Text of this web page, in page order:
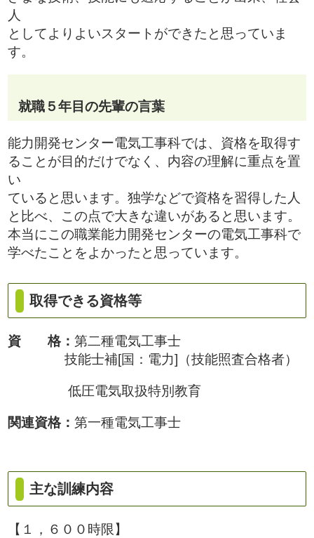
人
としてよりよいスタートができたと思っていま
す。
就職５年目の先輩の言葉
能力開発センター電気工事科では、資格を取得す
ることが目的だけでなく、内容の理解に重点を置
い
ていると思います。独学などで資格を習得した人
と比べ、この点で大きな違いがあると思います。
本当にこの職業能力開発センターの電気工事科で
学べたことをよかったと思っています。
取得できる資格等
資 格： 第二種電気工事士
技能士補[国：電力]（技能照査合格者）
低圧電気取扱特別教育
関連資格： 第一種電気工事士
主な訓練内容
【１，６００時限】